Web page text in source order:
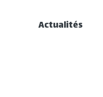
Actualités